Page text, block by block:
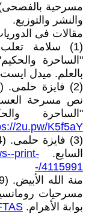
مسرحية
والنشر والتوزيع.
مقالات فى
"الساحرة
بالعلم. ميدل
نص مسرحة
"الساحرة
2u.pw/K5f5aY
السابع. print-
-/4115991
مسرحيات
بوابة الأهرام.